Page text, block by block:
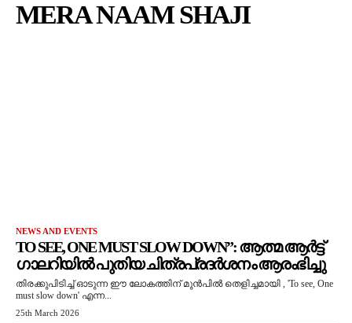
MERA NAAM SHAJI
NEWS AND EVENTS
TO SEE, ONE MUST SLOW DOWN”: ആത്മ ആർട്ട്
ഗാലറിയിൽ പുതിയ ചിത്രപ്രദർശനം ആരംഭിച്ചു
തിരക്കുപിടിച്ച് ഓടുന്ന ഈ ലോകത്തിന് മുൻപിൽ തെളിച്ചമായി , 'To see, One
must slow down' എന്ന...
25th March 2026